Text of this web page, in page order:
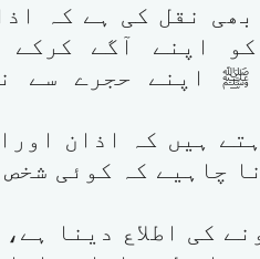
نقل کی ہے کہ
اپنے آگے کرکے
ﷺ اپنے حجرے سے
ہیں کہ اذان
چاہیے کہ کوئی
کی اطلاع دینا ہے،